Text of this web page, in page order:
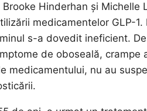
Hinderhan și Michelle
medicamentelor GLP-
s-a dovedit ineficient.
de oboseală, crampe
medicamentului, nu au